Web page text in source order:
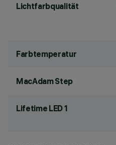
Lichtfarbqualität
Farbtemperatur
MacAdam Step
Lifetime LED 1